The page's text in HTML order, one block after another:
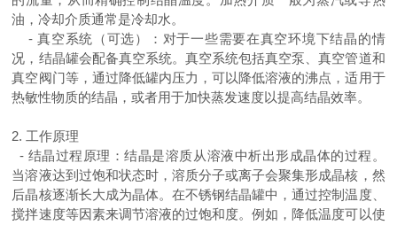
油，冷却介质通常是冷却水。
-真空系统（可选）：对于一些需要在真空环境下结晶的情
况，结晶罐会配备真空系统。真空系统包括真空泵、真空管道和
真空阀门等，通过降低罐内压力，可以降低溶液的沸点，适用于
热敏性物质的结晶，或者用于加快蒸发速度以提高结晶效率。
2. 工作原理
- 结晶过程原理：结晶是溶质从溶液中析出形成晶体的过程。
当溶液达到过饱和状态时，溶质分子或离子会聚集形成晶核，然
后晶核逐渐长大成为晶体。在不锈钢结晶罐中，通过控制温度、
搅拌速度等因素来调节溶液的过饱和度。例如，降低温度可以使